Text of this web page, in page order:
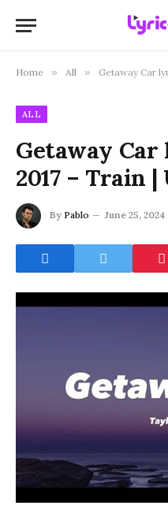
Home » All » Getaway Car
ALL
Getaway
2017 – Train |
By Pablo June 25, 2024